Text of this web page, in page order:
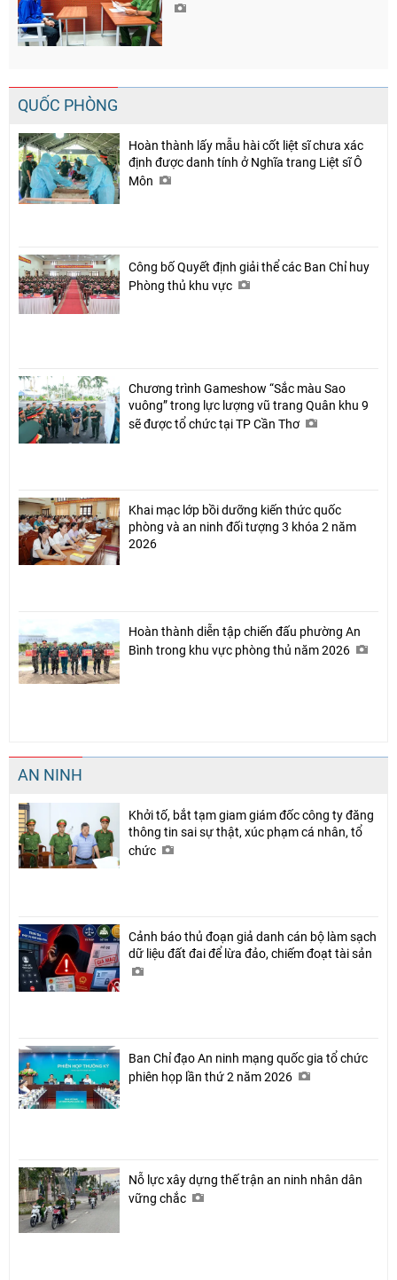
Chia sẻ
Facebook
QUỐC PHÒNG
Hoàn thành lấy mẫu hài cốt liệt sĩ chưa xác
định được danh tính ở Nghĩa trang Liệt sĩ Ô
Môn
Công bố Quyết định giải thể các Ban Chỉ huy
Phòng thủ khu vực
Chương trình Gameshow “Sắc màu Sao
vuông” trong lực lượng vũ trang Quân khu 9
sẽ được tổ chức tại TP Cần Thơ
Khai mạc lớp bồi dưỡng kiến thức quốc
phòng và an ninh đối tượng 3 khóa 2 năm
2026
Hoàn thành diễn tập chiến đấu phường An
Bình trong khu vực phòng thủ năm 2026
AN NINH
Khởi tố, bắt tạm giam giám đốc công ty đăng
thông tin sai sự thật, xúc phạm cá nhân, tổ
chức
Cảnh báo thủ đoạn giả danh cán bộ làm sạch
dữ liệu đất đai để lừa đảo, chiếm đoạt tài sản
Ban Chỉ đạo An ninh mạng quốc gia tổ chức
phiên họp lần thứ 2 năm 2026
Nỗ lực xây dựng thế trận an ninh nhân dân
vững chắc